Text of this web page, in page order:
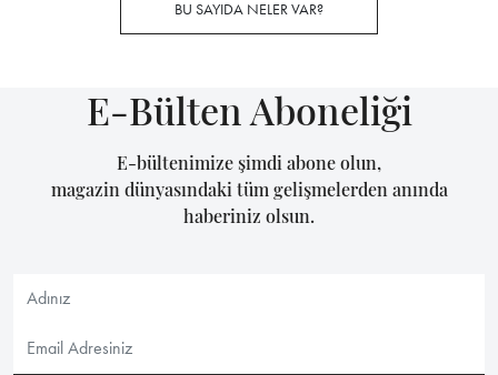
BU SAYIDA NELER VAR?
E-Bülten Aboneliği
E-bültenimize şimdi abone olun,
magazin dünyasındaki tüm gelişmelerden anında
haberiniz olsun.